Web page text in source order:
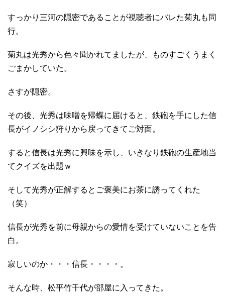
すっかり三河の隠密であることが視聴者にバレた菊丸も同
行。
菊丸は光秀から色々聞かれてましたが、ものすごくうまく
ごまかしていた。
さすが隠密。
その後、光秀は味噌を帰蝶に届けると、鉄砲を手にした信
長がイノシシ狩りから戻ってきてご対面。
すると信長は光秀に興味を示し、いきなり鉄砲の生産地当
てクイズを出題ｗ
そして光秀が正解するとご褒美にお茶に誘ってくれた
（笑）
信長が光秀を前に母親からの愛情を受けていないことを告
白。
寂しいのか・・・信長・・・・。
そんな時、松平竹千代が部屋に入ってきた。